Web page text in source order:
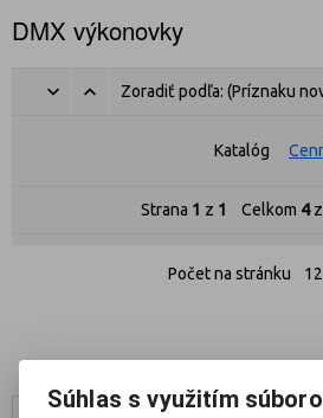
DMX výkonovky
Zoradiť podľa: (Príznaku
Katalóg
Strana 1 z 1 Celkom 4
Počet na stránku 12
Súhlas s využitím